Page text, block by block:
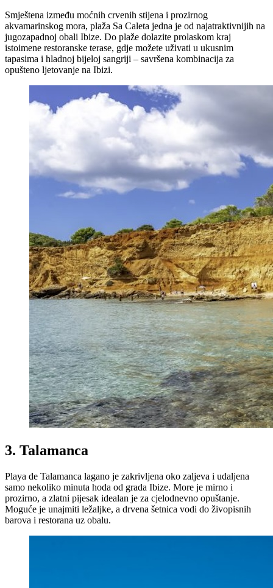
Smještena između moćnih crvenih stijena i prozirnog
akvamarinskog mora, plaža Sa Caleta jedna je od najatraktivnijih na
jugozapadnoj obali Ibize. Do plaže dolazite prolaskom kraj
istoimene restoranske terase, gdje možete uživati u ukusnim
tapasima i hladnoj bijeloj sangriji – savršena kombinacija za
opušteno ljetovanje na Ibizi.
3. Talamanca
Playa de Talamanca lagano je zakrivljena oko zaljeva i udaljena
samo nekoliko minuta hoda od grada Ibize. More je mirno i
prozirno, a zlatni pijesak idealan je za cjelodnevno opuštanje.
Moguće je unajmiti ležaljke, a drvena šetnica vodi do živopisnih
barova i restorana uz obalu.